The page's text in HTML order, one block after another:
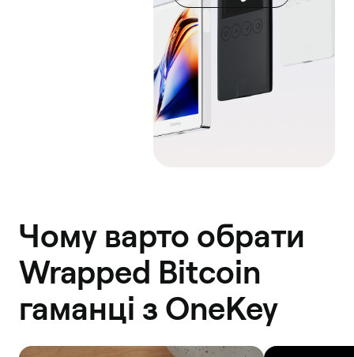
Чому варто обрати
Wrapped Bitcoin
гаманці з OneKey